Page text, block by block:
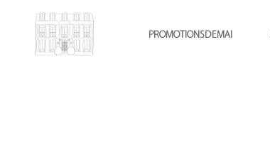
PROMOTIONSDEMAI